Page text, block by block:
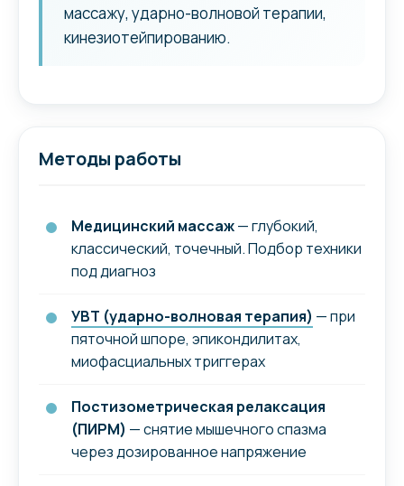
массажу, ударно-волновой терапии,
кинезиотейпированию.
Методы работы
Медицинский массаж— глубокий,
классический, точечный. Подбор техники
под диагноз
УВТ (ударно-волновая терапия) — при
пяточной шпоре, эпикондилитах,
миофасциальных триггерах
Постизометрическая релаксация
(ПИРМ) — снятие мышечного спазма
через дозированное напряжение